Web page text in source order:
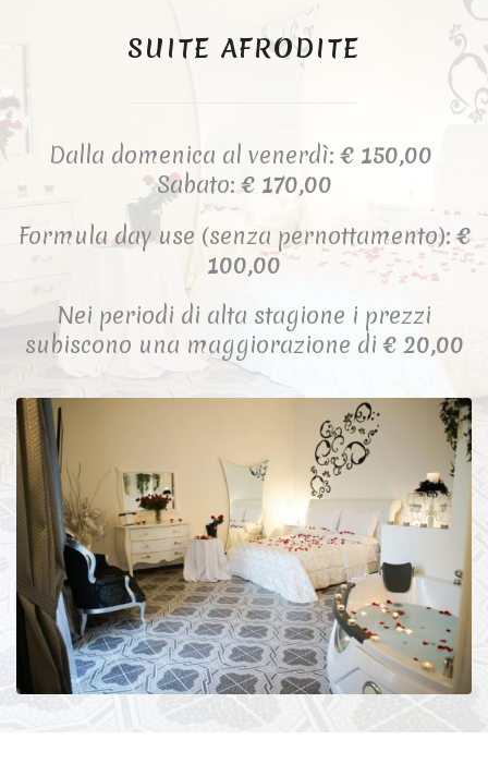
SUITE AFRODITE
Dalla domenica al venerdì:€ 150,00
Sabato:€ 170,00
Formula day use (senza pernottamento):€
100,00
Nei periodi di alta stagione i prezzi
subiscono una maggiorazione di€ 20,00